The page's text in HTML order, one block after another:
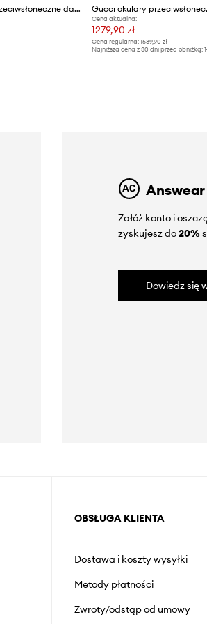
Gucci okulary przeciwsłoneczne damskie
Cena aktualna:
1279,90 zł
Cena regularna: 1589,90 zł
Najniższa cena z 30 dni przed obniżką:
Załóż konto i
zyskujesz do20%
Dowiedz się
OBSŁUGA KLIENTA
Dostawa i koszty wysyłki
Metody płatności
Zwroty/odstąp od umowy